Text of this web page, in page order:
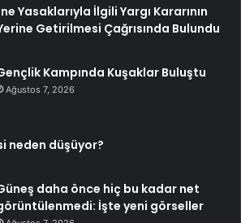
Yasaklarıyla İlgili Yargı Kararının
Getirilmesi Çağrısında Bulundu
Kampında Kuşaklar Buluştu
Ağustos 7, 2026
neden düşüyor?
daha önce hiç bu kadar net
İşte yeni görseller